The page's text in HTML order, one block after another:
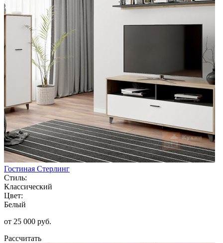
Гостиная Стерлинг
Стиль:
Классический
Цвет:
Белый
от 25 000 руб.
Рассчитать